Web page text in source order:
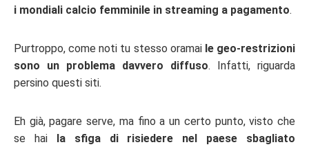
i mondiali calcio femminile in streaming a pagamento.
Purtroppo, come noti tu stesso oramai le geo-restrizioni
sono un problema davvero diffuso. Infatti, riguarda
persino questi siti.
Eh già, pagare serve, ma fino a un certo punto, visto che
se haila sfiga di risiedere nel paese sbagliato